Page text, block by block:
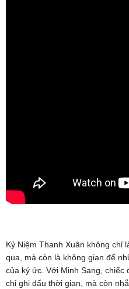
Kỷ Niệm Thanh Xuân không chỉ
qua, mà còn là không gian để
của ký ức. Với Minh Sang, chiếc
chỉ ghi dấu thời gian, mà còn